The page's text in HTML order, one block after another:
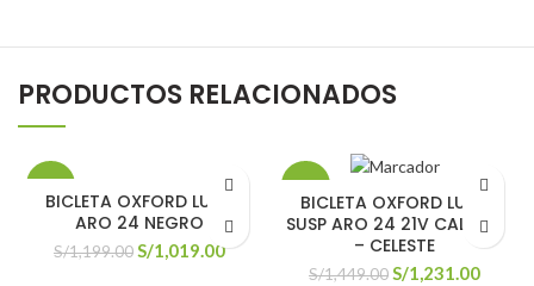
PRODUCTOS RELACIONADOS
BICLETA OXFORD LUNA
ARO 24 NEGRO
S/1,199.00 El
S/1,019.00El
-15%
BICLETA OXFORD LUNA
SUSP ARO 24 21V CALIPSO
– CELESTE
S/1,449.00 El
S/1,231.00El